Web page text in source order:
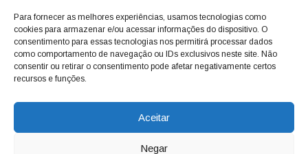
Para fornecer as melhores experiências, usamos tecnologias como
cookies para armazenar e/ou acessar informações do dispositivo. O
consentimento para essas tecnologias nos permitirá processar dados
como comportamento de navegação ou IDs exclusivos neste site. Não
consentir ou retirar o consentimento pode afetar negativamente certos
recursos e funções.
Aceitar
Negar
com o foco de trazer as melhores notícias. Nunca
deixamos de lado as necessidades do cidadão, sempre
questionando os órgãos públicos em busca de melhorias
para a cidade e sempre cobrando resoluções para casos
adm@jtv.com.br (19) 3929-6225